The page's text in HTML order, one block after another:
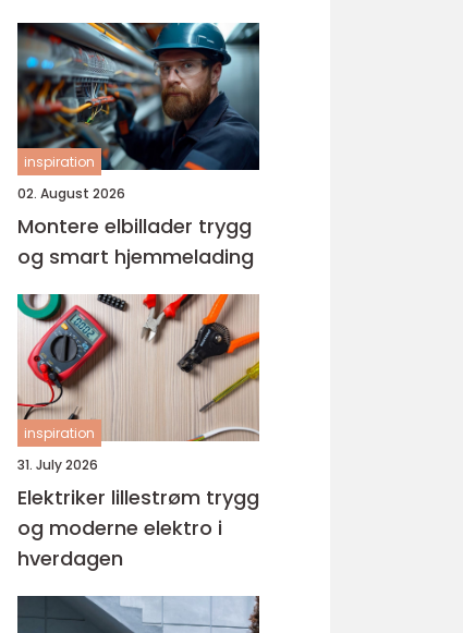
inspiration
02. August 2026
Montere elbillader trygg
og smart hjemmelading
inspiration
31. July 2026
Elektriker lillestrøm trygg
og moderne elektro i
hverdagen